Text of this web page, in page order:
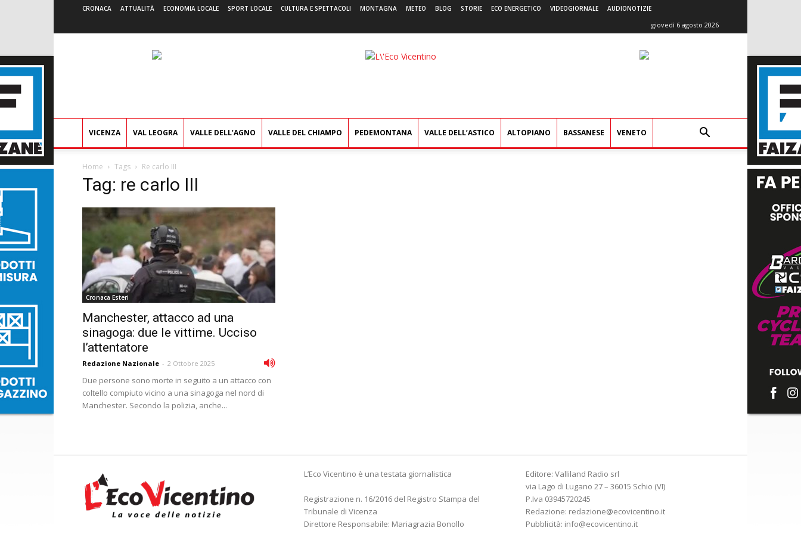
CRONACA ATTUALITÀ ECONOMIA LOCALE SPORT LOCALE CULTURA E SPETTACOLI MONTAGNA METEO BLOG STORIE ECO ENERGETICO VIDEOGIORNALE AUDIONOTIZIE
giovedì 6 agosto 2026
L'Eco
VICENZA VAL LEOGRA VALLE DELL’AGNO VALLE DEL CHIAMPO PEDEMONTANA VALLE DELL’ASTICO ALTOPIANO BASSANESE VENETO
Home Tags Re carlo III
Tag: re carlo III
Cronaca Esteri
Manchester, attacco ad una
sinagoga: due le vittime. Ucciso
l’attentatore
Redazione Nazionale - 2 Ottobre 2025
Due persone sono morte in seguito a un attacco con
coltello compiuto vicino a una sinagoga nel nord di
Manchester. Secondo la polizia, anche...
L’Eco Vicentino è una testata giornalistica
Registrazione n. 16/2016 del Registro Stampa del
Tribunale di Vicenza
Direttore Responsabile: Mariagrazia Bonollo
Editore: Valliland Radio srl
via Lago di Lugano 27 – 36015 Schio (VI)
P.Iva 03945720245
Redazione: redazione@ecovicentino.it
Pubblicità: info@ecovicentino.it